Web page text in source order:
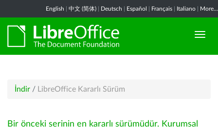
English 中文 (简体) Deutsch Español Français Italiano More...
İndir / LibreOffice Kararlı Sürüm
Bir önceki serinin en kararlı sürümüdür. Kurumsal